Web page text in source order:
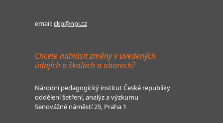
email:ckp@npi.cz
Chcete nahlásit změny v uvedených
údajích o školách a oborech?
Národní pedagogický institut České republiky
oddělení šetření, analýz a výzkumu
Senovážné náměstí 25, Praha 1